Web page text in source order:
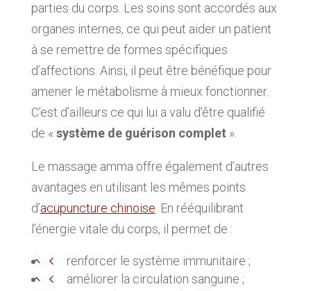
parties du corps. Les soins sont accordés aux
organes internes, ce qui peut aider un patient
à se remettre de formes spécifiques
d’affections. Ainsi, il peut être bénéfique pour
amener le métabolisme à mieux fonctionner.
C’est d’ailleurs ce qui lui a valu d’être qualifié
de « système de guérison complet ».
Le massage amma offre également d’autres
avantages en utilisant les mêmes points
d’acupuncture chinoise. En rééquilibrant
l’énergie vitale du corps, il permet de :
renforcer le système immunitaire ;
améliorer la circulation sanguine ;